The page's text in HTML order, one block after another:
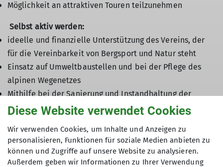
Möglichkeit an attraktiven Touren teilzunehmen
Selbst aktiv werden:
ideelle und finanzielle Unterstützung des Vereins, der
für die Vereinbarkeit von Bergsport und Natur steht
Einsatz auf Umweltbaustellen und bei der Pflege des
alpinen Wegenetzes
Mithilfe bei der Sanierung und Instandhaltung der
„Neue Fürther Hütte“
zum Jugend-, Familiengruppen-, Wander-,
Fachübungsleiter, oder Trainer
bei Interesse ehrenamtliches Engagement in einem der
Diese Website verwendet Cookies
Wir verwenden Cookies, um Inhalte und Anzeigen zu
personalisieren, Funktionen für soziale Medien anbieten zu
können und Zugriffe auf unsere Website zu analysieren.
Außerdem geben wir Informationen zu Ihrer Verwendung